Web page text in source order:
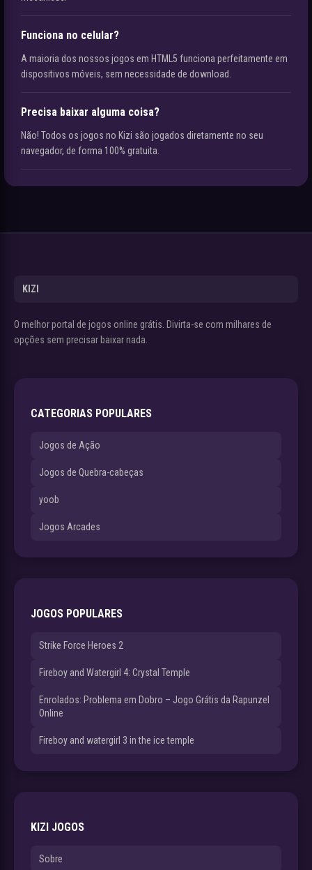
Funciona no celular?
A maioria dos nossos jogos em HTML5 funciona perfeitamente em
dispositivos móveis, sem necessidade de download.
Precisa baixar alguma coisa?
Não! Todos os jogos no Kizi são jogados diretamente no seu
navegador, de forma 100% gratuita.
KIZI
O melhor portal de jogos online grátis. Divirta-se com milhares de
opções sem precisar baixar nada.
CATEGORIAS POPULARES
Jogos de Ação
Jogos de Quebra-cabeças
yoob
Jogos Arcades
JOGOS POPULARES
Strike Force Heroes 2
Fireboy and Watergirl 4: Crystal Temple
Enrolados: Problema em Dobro – Jogo Grátis da Rapunzel
Online
Fireboy and watergirl 3 in the ice temple
KIZI JOGOS
Sobre